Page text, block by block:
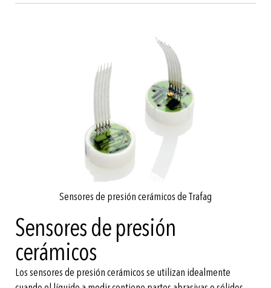
Sensores de presión cerámicos de Trafag
Sensores de presión
cerámicos
Los sensores de presión cerámicos se utilizan idealmente